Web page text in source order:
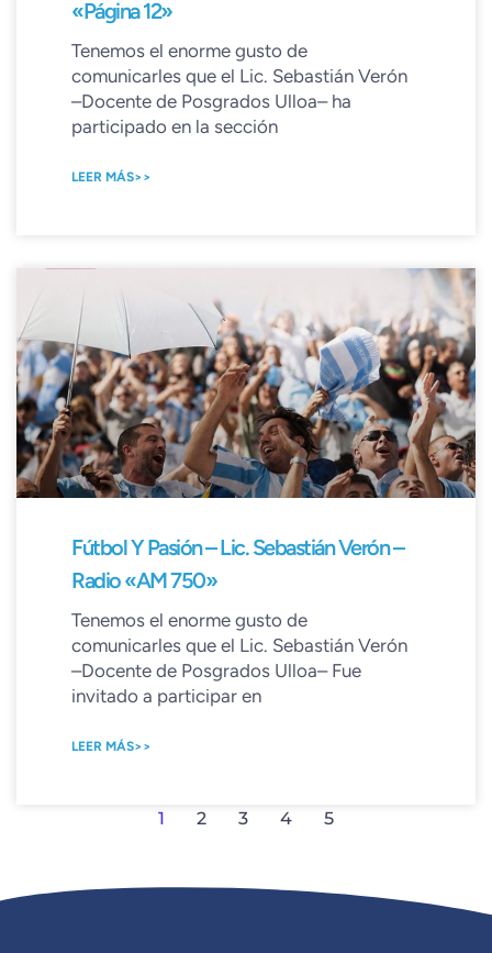
«Página 12»
Tenemos el enorme gusto de
comunicarles que el Lic. Sebastián Verón
–Docente de Posgrados Ulloa– ha
participado en la sección
LEER MÁS>>
Fútbol Y Pasión – Lic. Sebastián Verón –
Radio «AM 750»
Tenemos el enorme gusto de
comunicarles que el Lic. Sebastián Verón
–Docente de Posgrados Ulloa– Fue
invitado a participar en
LEER MÁS>>
1 2 3 4 5